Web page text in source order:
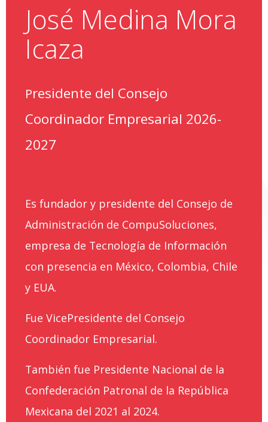
José Medina Mora
Icaza
Presidente del Consejo
Coordinador Empresarial 2026-
2027
Es fundador y presidente del Consejo de
Administración de CompuSoluciones,
empresa de Tecnología de Información
con presencia en México, Colombia, Chile
y EUA.
Fue VicePresidente del Consejo
Coordinador Empresarial.
También fue Presidente Nacional de la
Confederación Patronal de la República
Mexicana del 2021 al 2024.